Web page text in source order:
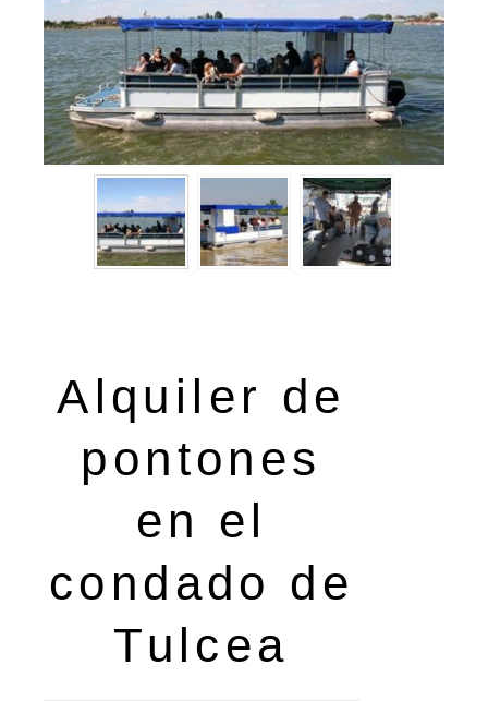
Alquiler de
pontones
en el
condado de
Tulcea